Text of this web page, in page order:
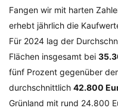
Fangen wir mit harten
erhebt jährlich die
Für 2024 lag der
Flächen insgesamt bei
fünf Prozent gegenüber
durchschnittlich 42.800
Grünland mit rund 24.800